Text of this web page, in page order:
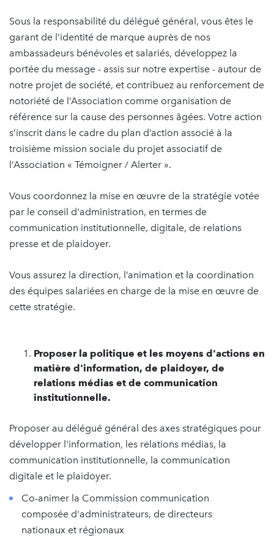
Sous la responsabilité du délégué général, vous êtes le
garant de l’identité de marque auprès de nos
ambassadeurs bénévoles et salariés, développez la
portée du message - assis sur notre expertise - autour de
notre projet de société, et contribuez au renforcement de
notoriété de l’Association comme organisation de
référence sur la cause des personnes âgées. Votre action
s’inscrit dans le cadre du plan d’action associé à la
troisième mission sociale du projet associatif de
l’Association « Témoigner / Alerter ».
Vous coordonnez la mise en œuvre de la stratégie votée
par le conseil d'administration, en termes de
communication institutionnelle, digitale, de relations
presse et de plaidoyer.
Vous assurez la direction, l’animation et la coordination
des équipes salariées en charge de la mise en œuvre de
cette stratégie.
Proposer la politique et les moyens d'actions en
matière d'information, de plaidoyer, de
relations médias et de communication
institutionnelle.
Proposer au délégué général des axes stratégiques pour
développer l'information, les relations médias, la
communication institutionnelle, la communication
digitale et le plaidoyer.
Co-animer la Commission communication
composée d'administrateurs, de directeurs
nationaux et régionaux